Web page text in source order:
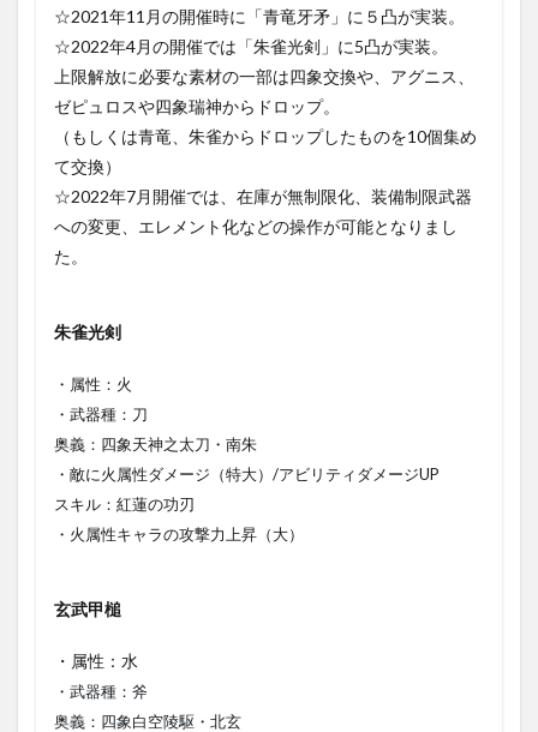
☆2021年11月の開催時に「青竜牙矛」に５凸が実装。
☆2022年4月の開催では「朱雀光剣」に5凸が実装。
上限解放に必要な素材の一部は四象交換や、アグニス、
ゼピュロスや四象瑞神からドロップ。
（もしくは青竜、朱雀からドロップしたものを10個集め
て交換）
☆2022年7月開催では、在庫が無制限化、装備制限武器
への変更、エレメント化などの操作が可能となりまし
た。
朱雀光剣
・属性：火
・武器種：刀
奥義：四象天神之太刀・南朱
・敵に火属性ダメージ（特大）/アビリティダメージUP
スキル：紅蓮の功刃
・火属性キャラの攻撃力上昇（大）
玄武甲槌
・属性：水
・武器種：斧
奥義：四象白空陵駆・北玄